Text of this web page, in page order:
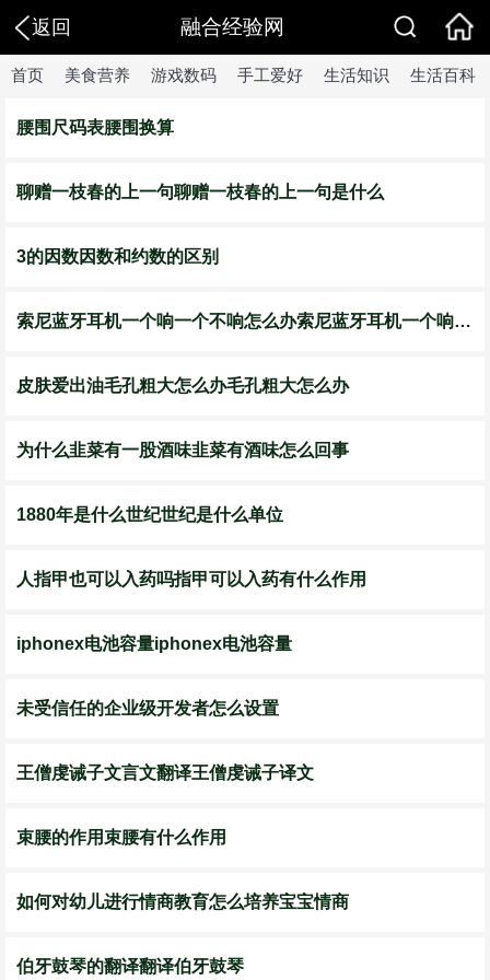
返回 融合经验网
首页 美食营养 游戏数码 手工爱好 生活知识 生活百科
腰围尺码表腰围换算
聊赠一枝春的上一句聊赠一枝春的上一句是什么
3的因数因数和约数的区别
索尼蓝牙耳机一个响一个不响怎么办索尼蓝牙耳机一个响一个不响怎样解决
皮肤爱出油毛孔粗大怎么办毛孔粗大怎么办
为什么韭菜有一股酒味韭菜有酒味怎么回事
1880年是什么世纪世纪是什么单位
人指甲也可以入药吗指甲可以入药有什么作用
iphonex电池容量iphonex电池容量
未受信任的企业级开发者怎么设置
王僧虔诫子文言文翻译王僧虔诫子译文
束腰的作用束腰有什么作用
如何对幼儿进行情商教育怎么培养宝宝情商
伯牙鼓琴的翻译翻译伯牙鼓琴